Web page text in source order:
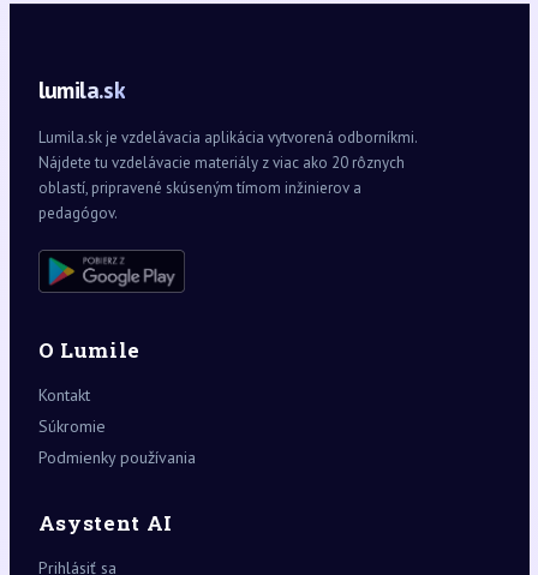
lumila.sk
Lumila.sk je vzdelávacia aplikácia vytvorená odborníkmi.
Nájdete tu vzdelávacie materiály z viac ako 20 rôznych
oblastí, pripravené skúseným tímom inžinierov a
pedagógov.
O Lumile
Kontakt
Súkromie
Podmienky používania
Asystent AI
Prihlásiť sa